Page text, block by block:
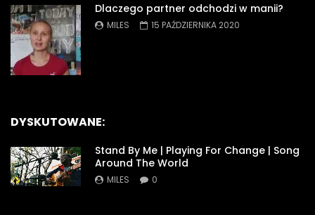
Dlaczego partner odchodzi w manii?
MILES 15 PAŹDZIERNIKA 2020
DYSKUTOWANE:
Stand By Me | Playing For Change | Song
Around The World
MILES 0